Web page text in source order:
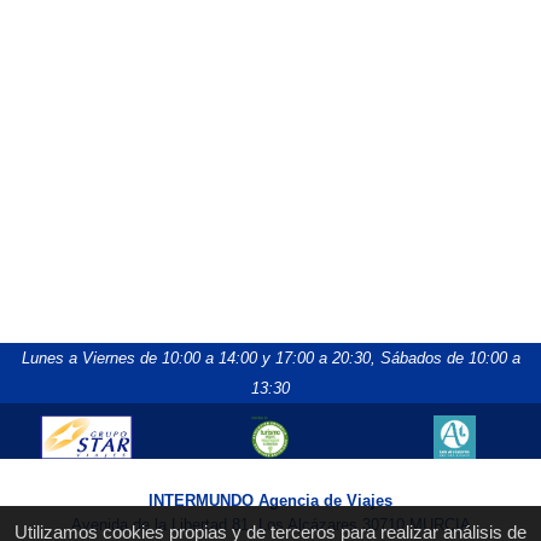
Utilizamos cookies propias y de terceros para realizar análisis de
Lunes a Viernes de 10:00 a 14:00 y 17:00 a 20:30, Sábados de 10:00 a
13:30
INTERMUNDO Agencia de Viajes
Avenida de la Libertad 81, Los Alcázares 30710 MURCIA